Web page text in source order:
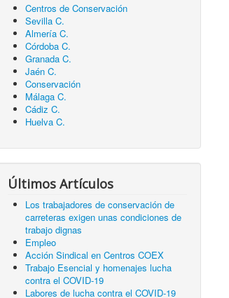
Centros de Conservación
Sevilla C.
Almería C.
Córdoba C.
Granada C.
Jaén C.
Conservación
Málaga C.
Cádiz C.
Huelva C.
Últimos Artículos
Los trabajadores de conservación de
carreteras exigen unas condiciones de
trabajo dignas
Empleo
Acción Sindical en Centros COEX
Trabajo Esencial y homenajes lucha
contra el COVID-19
Labores de lucha contra el COVID-19